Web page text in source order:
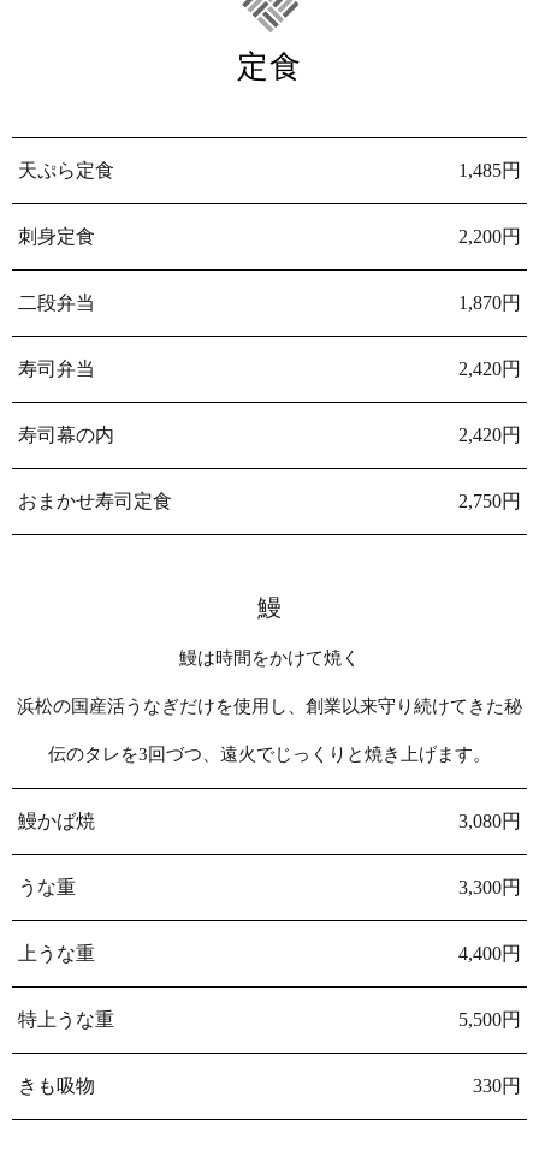
定食
天ぷら定食 1,485円
刺身定食 2,200円
二段弁当 1,870円
寿司弁当 2,420円
寿司幕の内 2,420円
おまかせ寿司定食 2,750円
鰻
鰻は時間をかけて焼く
浜松の国産活うなぎだけを使用し、創業以来守り続けてきた秘
伝のタレを3回づつ、遠火でじっくりと焼き上げます。
鰻かば焼 3,080円
うな重 3,300円
上うな重 4,400円
特上うな重 5,500円
きも吸物 330円